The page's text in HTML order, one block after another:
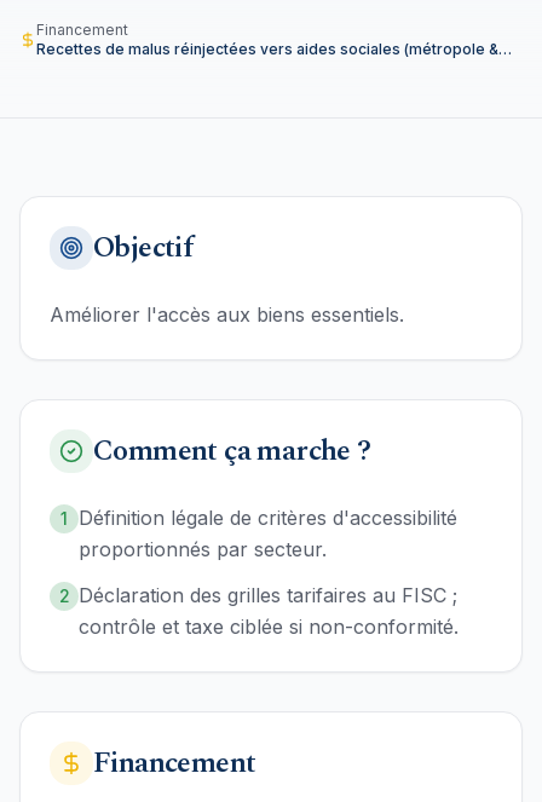
Financement
Recettes de malus réinjectées vers aides sociales (métropole &
Objectif
Améliorer l'accès aux biens essentiels.
Comment ça marche ?
1
Définition légale de critères d'accessibilité
proportionnés par secteur.
2 Déclaration des grilles tarifaires au FISC ;
contrôle et taxe ciblée si non-conformité.
Financement